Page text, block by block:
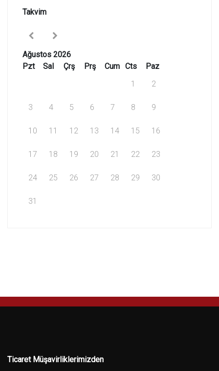
Takvim
Ağustos 2026
Pzt
Sal Çrş Prş Cum Cts
Paz
1
2
3 4 5 6 7 8 9
10 11 12 13 14 15 16
17 18 19 20 21 22 23
24 25 26 27 28 29 30
31
Ticaret Müşavirliklerimizden